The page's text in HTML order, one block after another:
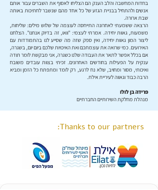
בחדות המחשבה והלב הענק הם הצליחו לאסוף את השברים עבור אותם
אנשים ולהתחיל בבניית הגזע של כל אחד מהם שנשבר לחתיכות באותה
שבת ארורה.
הרצאה ששמעתי לאחרונה התייחסה לעוצמה של שלוש מילים: שליחות,
משמעות, גאוות יחידה. אמרתי לעצמי: "וואו, זה בדיוק אנחנו". הצלחנו
ליצור המון גאוות יחידה, ואין ספק שזה מה שסייע לנו בהתמודדות עם
האירועים. כמי שרואה את עוצמתכם ואת האיכויות שלכם ביום יום, בשגרה,
אם בכלל אפשר לתאר את העבודה שלנו כשגרה, אני מבקשת לומר תודה
ענקית על הפעילות בחודשים האחרונים. זכיתי בצוות עובדים משובח
ואיכותי, מסור ומחויב, שלא נח לרגע, רק לומד ומתפתח כל הזמן ומביא
הרבה כבוד וגאווה לעיריית אילת.
פרידה בן לולו
מנהלת מחלקת השירותיים החברתיים
Thanks to our partners: